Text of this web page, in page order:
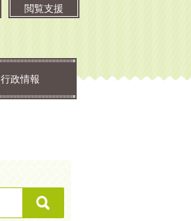
閲覧支援
行政情報